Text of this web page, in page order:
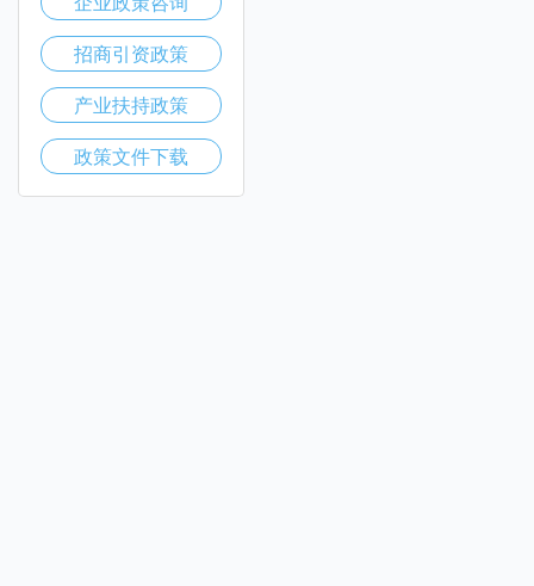
招商引资政策
产业扶持政策
政策文件下载